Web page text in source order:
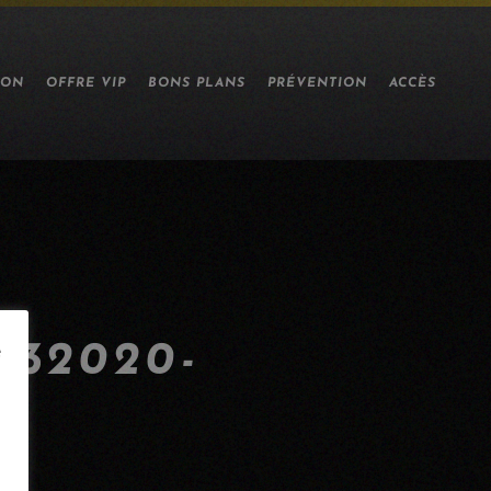
OFFRE VIP BONS PLANS PRÉVENTION ACCÈS